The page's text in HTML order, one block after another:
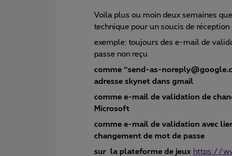
Voila plus ou moin deux semaines
technique pour un soucis de réception
exemple: toujours des e-mail de
passe non reçu
comme “send-as-
adresse skynet dans gmail
comme e-mail de validation de
Microsoft
comme e-mail de validation avec
changement de mot de passe
sur la plateforme de jeux https://